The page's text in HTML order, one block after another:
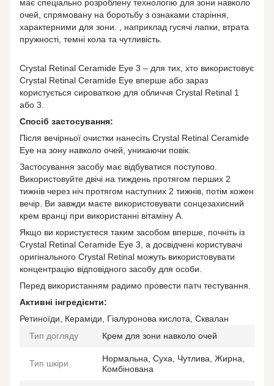
має спеціально розроблену технологію для зони навколо
очей, спрямовану на боротьбу з ознаками старіння,
характерними для зони. , наприклад гусячі лапки, втрата
пружності, темні кола та чутливість.
Crystal Retinal Ceramide Eye 3 – для тих, хто використовує
Crystal Retinal Ceramide Eye вперше або зараз
користується сироваткою для обличчя Crystal Retinal 1
або 3.
Спосіб застосування:
Після вечірньої очистки нанесіть Crystal Retinal Ceramide
Eye на зону навколо очей, уникаючи повік.
Застосування засобу має відбуватися поступово.
Використовуйте двічі на тиждень протягом перших 2
тижнів через ніч протягом наступних 2 тижнів, потім кожен
вечір. Ви завжди маєте використовувати сонцезахисний
крем вранці при використанні вітаміну А.
Якщо ви користуєтеся таким засобом вперше, почніть із
Crystal Retinal Ceramide Eye 3, а досвідчені користувачі
оригінального Crystal Retinal можуть використовувати
концентрацію відповідного засобу для особи.
Перед використанням радимо провести патч тестування.
Активні інгредієнти:
Ретиноїди, Кераміди, Гіалуронова кислота, Сквалан
Тип догляду
Крем для зони навколо очей
Тип шкіри
Нормальна, Суха, Чутлива, Жирна,
Комбінована